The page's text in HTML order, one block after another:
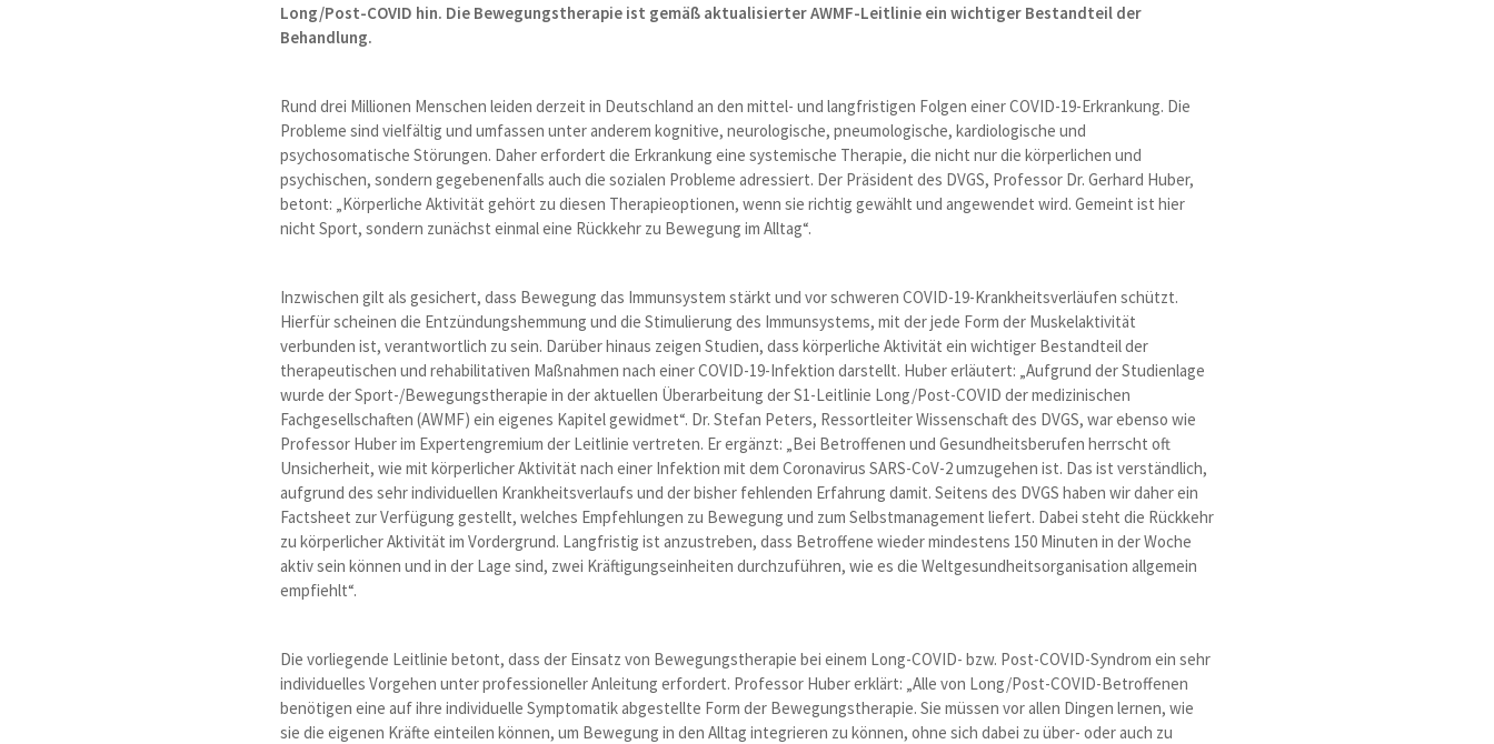
Long/Post-COVID hin. Die Bewegungstherapie ist gemäß aktualisierter AWMF-Leitlinie ein wichtiger Bestandteil der
Behandlung.
Rund drei Millionen Menschen leiden derzeit in Deutschland an den mittel- und langfristigen Folgen einer COVID-19-Erkrankung. Die
Probleme sind vielfältig und umfassen unter anderem kognitive, neurologische, pneumologische, kardiologische und
psychosomatische Störungen. Daher erfordert die Erkrankung eine systemische Therapie, die nicht nur die körperlichen und
psychischen, sondern gegebenenfalls auch die sozialen Probleme adressiert. Der Präsident des DVGS, Professor Dr. Gerhard Huber,
betont: „Körperliche Aktivität gehört zu diesen Therapieoptionen, wenn sie richtig gewählt und angewendet wird. Gemeint ist hier
nicht Sport, sondern zunächst einmal eine Rückkehr zu Bewegung im Alltag“.
Inzwischen gilt als gesichert, dass Bewegung das Immunsystem stärkt und vor schweren COVID-19-Krankheitsverläufen schützt.
Hierfür scheinen die Entzündungshemmung und die Stimulierung des Immunsystems, mit der jede Form der Muskelaktivität
verbunden ist, verantwortlich zu sein. Darüber hinaus zeigen Studien, dass körperliche Aktivität ein wichtiger Bestandteil der
therapeutischen und rehabilitativen Maßnahmen nach einer COVID-19-Infektion darstellt. Huber erläutert: „Aufgrund der Studienlage
wurde der Sport-/Bewegungstherapie in der aktuellen Überarbeitung der S1-Leitlinie Long/Post-COVID der medizinischen
Fachgesellschaften (AWMF) ein eigenes Kapitel gewidmet“. Dr. Stefan Peters, Ressortleiter Wissenschaft des DVGS, war ebenso wie
Professor Huber im Expertengremium der Leitlinie vertreten. Er ergänzt: „Bei Betroffenen und Gesundheitsberufen herrscht oft
Unsicherheit, wie mit körperlicher Aktivität nach einer Infektion mit dem Coronavirus SARS-CoV-2 umzugehen ist. Das ist verständlich,
aufgrund des sehr individuellen Krankheitsverlaufs und der bisher fehlenden Erfahrung damit. Seitens des DVGS haben wir daher ein
Factsheet zur Verfügung gestellt, welches Empfehlungen zu Bewegung und zum Selbstmanagement liefert. Dabei steht die Rückkehr
zu körperlicher Aktivität im Vordergrund. Langfristig ist anzustreben, dass Betroffene wieder mindestens 150 Minuten in der Woche
aktiv sein können und in der Lage sind, zwei Kräftigungseinheiten durchzuführen, wie es die Weltgesundheitsorganisation allgemein
empfiehlt“.
Die vorliegende Leitlinie betont, dass der Einsatz von Bewegungstherapie bei einem Long-COVID- bzw. Post-COVID-Syndrom ein sehr
individuelles Vorgehen unter professioneller Anleitung erfordert. Professor Huber erklärt: „Alle von Long/Post-COVID-Betroffenen
benötigen eine auf ihre individuelle Symptomatik abgestellte Form der Bewegungstherapie. Sie müssen vor allen Dingen lernen, wie
sie die eigenen Kräfte einteilen können, um Bewegung in den Alltag integrieren zu können, ohne sich dabei zu über- oder auch zu